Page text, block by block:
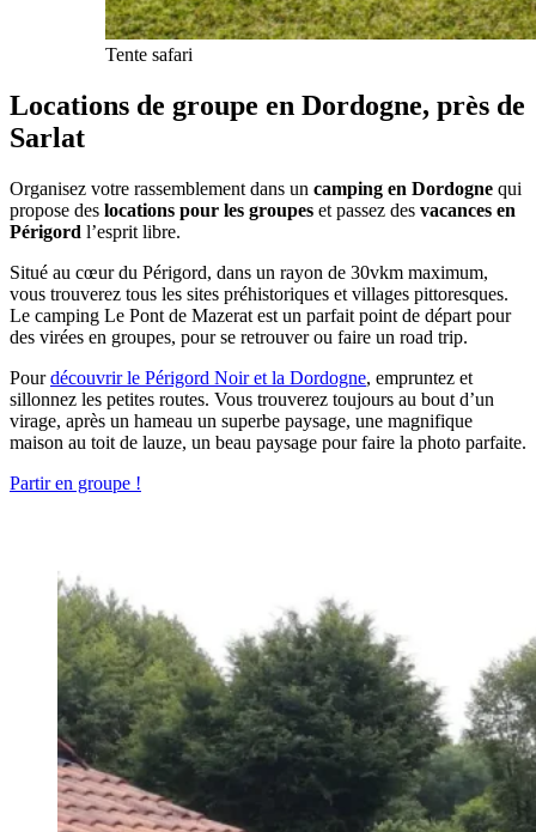
Tente safari
Locations de groupe en Dordogne, près de
Sarlat
Organisez votre rassemblement dans un camping en Dordogne qui
propose des locations pour les groupes et passez des vacances en
Périgord l’esprit libre.
Situé au cœur du Périgord, dans un rayon de 30vkm maximum,
vous trouverez tous les sites préhistoriques et villages pittoresques.
Le camping Le Pont de Mazerat est un parfait point de départ pour
des virées en groupes, pour se retrouver ou faire un road trip.
Pourdécouvrir le Périgord Noir et la Dordogne, empruntez et
sillonnez les petites routes. Vous trouverez toujours au bout d’un
virage, après un hameau un superbe paysage, une magnifique
maison au toit de lauze, un beau paysage pour faire la photo parfaite.
Partir en groupe !